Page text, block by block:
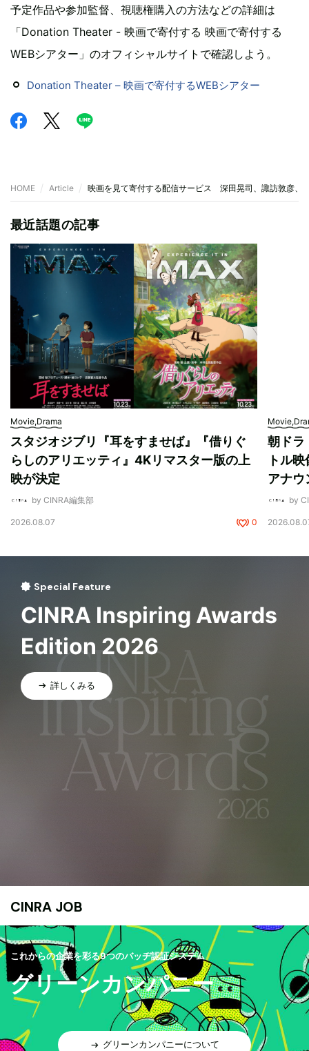
予定作品や参加監督、視聴権購入の方法などの詳細は
「Donation Theater - 映画で寄付する 映画で寄付する
WEBシアター」のオフィシャルサイトで確認しよう。
Donation Theater – 映画で寄付するWEBシアター
HOME Article 映画を見て寄付する配信サービス 深田晃司、諏訪敦彦、
最近話題の記事
Movie,Drama
スタジオジブリ『耳をすませば』『借りぐ
らしのアリエッティ』4Kリマスター版の上
映が決定
by CINRA編集部
2026.08.07 0
朝ドラ
トル
アナウ
by
Special Feature
CINRA Inspiring Awards
Edition 2026
詳しくみる
CINRA JOB
これからの企業を彩る9つのバッヂ認証システム
グリーンカンパニー
グリーンカンパニーについて